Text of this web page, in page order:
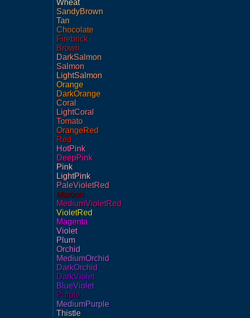
Wheat
SandyBrown
Tan
Chocolate
Firebrick
Brown
DarkSalmon
Salmon
LightSalmon
Orange
DarkOrange
Coral
LightCoral
Tomato
OrangeRed
Red
HotPink
DeepPink
Pink
LightPink
PaleVioletRed
Maroon
MediumVioletRed
VioletRed
Magenta
Violet
Plum
Orchid
MediumOrchid
DarkOrchid
DarkViolet
BlueViolet
Purple
MediumPurple
Thistle